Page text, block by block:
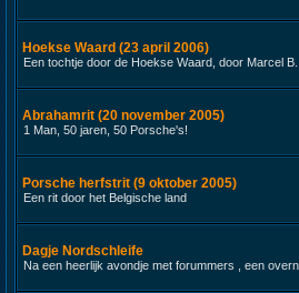
Hoekse Waard (23 april 2006)
Een tochtje door de Hoekse Waard, door Marcel B.
Abrahamrit (20 november 2005)
1 Man, 50 jaren, 50 Porsche's!
Porsche herfstrit (9 oktober 2005)
Een rit door het Belgische land
Dagje Nordschleife
Na een heerlijk avondje met forummers , een